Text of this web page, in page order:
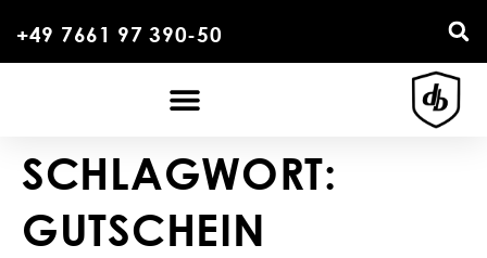
+49 7661 97 390-50
SCHLAGWORT:
GUTSCHEIN